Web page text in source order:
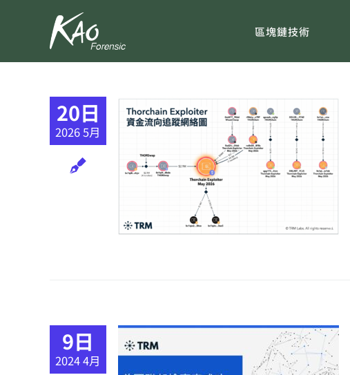
區塊鏈技術
20日
2026 5月
9日
2024 4月